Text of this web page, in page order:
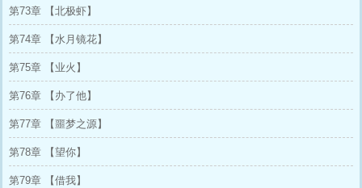
第73章 【北极虾】
第74章 【水月镜花】
第75章 【业火】
第76章 【办了他】
第77章 【噩梦之源】
第78章 【望你】
第79章 【借我】